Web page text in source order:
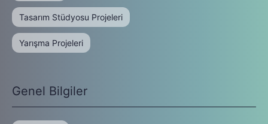
Tasarım Stüdyosu Projeleri
Yarışma Projeleri
Genel Bilgiler